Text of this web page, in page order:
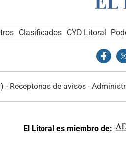
Clasificados CYD Litoral
- Receptorías de avisos-
El Litoral es miembro de: